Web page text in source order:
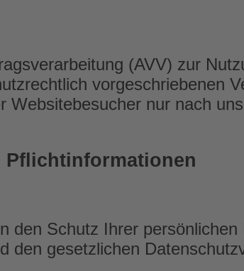
(AVV) zur
vorgeschriebenen
Websitebesucher nur nach
Pflicht­informationen
den Schutz Ihrer
den gesetzlichen